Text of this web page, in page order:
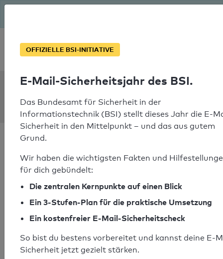
Soforthilfe bei Notfällen
pmi.edu
Ihr SPF-Record Prüfergebnis
Syntaxprüfung: 0 Fehler
OFFIZIELLE BSI-INITIATIVE
E-Mail-Sicherheitsjahr des BSI.
Das Bundesamt für Sicherheit in der
Informationstechnik (BSI) stellt dieses Jahr die E-
Sicherheit in den Mittelpunkt – und das aus gutem
Grund.
Wir haben die wichtigsten Fakten und
für dich gebündelt:
Die zentralen Kernpunkte auf einen Blick
Ein 3-Stufen-Plan für die praktische Umsetzung
Ein kostenfreier E-Mail-Sicherheitscheck
So bist du bestens vorbereitet und kannst deine E-
Sicherheit jetzt gezielt stärken.